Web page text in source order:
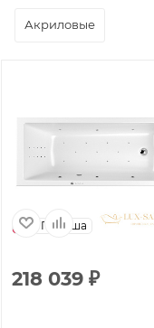
Акриловые
Польша
218 039 ₽